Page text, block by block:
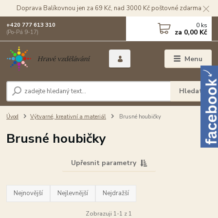
Doprava Balíkovnou jen za 69 Kč, nad 3000 Kč poštovné zdarma
Menu
Hledat
+420 777 613 310
(Po-Pá 9-17)
0 ks
za 0,00 Kč
Úvod Výtvarné, kreativní a materiál Brusné houbičky
Brusné houbičky
Upřesnit parametry
Nejnovější Nejlevnější Nejdražší
Zobrazuji 1-1 z 1